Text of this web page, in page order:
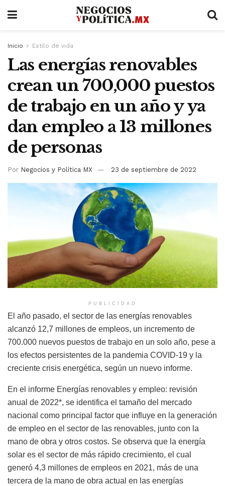
Inicio Estilo de vida
Las energías renovables
crean un 700,000 puestos
de trabajo en un año y ya
dan empleo a 13 millones
de personas
Por Negocios y Política MX 23 de septiembre de 2022
PUBLICIDAD
El año pasado, el sector de las energías renovables
alcanzó 12,7 millones de empleos, un incremento de
700.000 nuevos puestos de trabajo en un solo año, pese a
los efectos persistentes de la pandemia COVID-19 y la
creciente crisis energética, según un nuevo informe.
En el informe Energías renovables y empleo: revisión
anual de 2022*, se identifica el tamaño del mercado
nacional como principal factor que influye en la generación
de empleo en el sector de las renovables, junto con la
mano de obra y otros costos. Se observa que la energía
solar es el sector de más rápido crecimiento, el cual
generó 4,3 millones de empleos en 2021, más de una
tercera de la mano de obra actual en las energías